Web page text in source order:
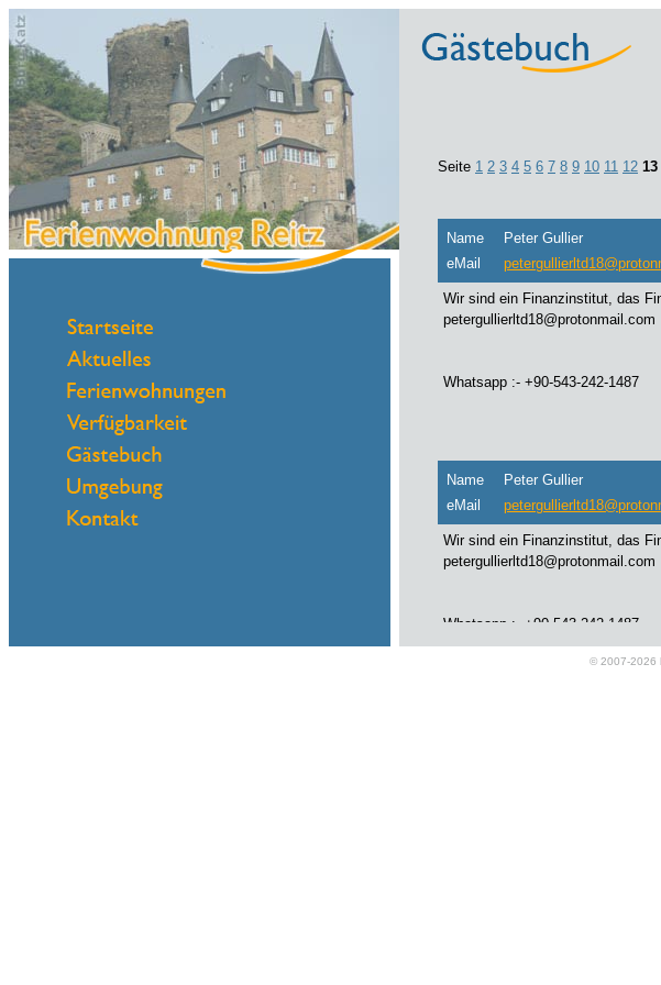
Seite 1 2 3 4 5 6 7 8 9 10 11 12 13
Name
Peter Gullier
eMail
Wir sind ein Finanzinstitut, das
petergullierltd18@protonmail.com
Whatsapp :- +90-543-242-1487
Name
Peter Gullier
eMail
Wir sind ein Finanzinstitut, das
petergullierltd18@protonmail.com
Whatsapp :- +90-543-242-1487
© 2007-2026